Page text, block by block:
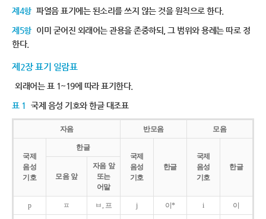
제4항 파열음 표기에는 된소리를 쓰지 않는 것을 원칙으로 한다.
제5항 이미 굳어진 외래어는 관용을 존중하되, 그 범위와 용례는 따로 정
한다.
제2장 표기 일람표
외래어는 표 1~19에 따라 표기한다.
표 1 국제 음성 기호와 한글 대조표
자음 반모음 모음
국제
음성
기호
한글
국제
음성
기호
한글
국제
음성
기호
한글
모음 앞
자음 앞
또는
어말
p ㅍ ㅂ, 프 j 이* i 이